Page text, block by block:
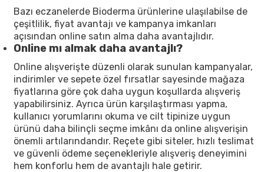
Bazı eczanelerde Bioderma ürünlerine ulaşılabilse de
çeşitlilik, fiyat avantajı ve kampanya imkanları
açısından online satın alma daha avantajlıdır.
Online mı almak daha avantajlı?
Online alışverişte düzenli olarak sunulan kampanyalar,
indirimler ve sepete özel fırsatlar sayesinde mağaza
fiyatlarına göre çok daha uygun koşullarda alışveriş
yapabilirsiniz. Ayrıca ürün karşılaştırması yapma,
kullanıcı yorumlarını okuma ve cilt tipinize uygun
ürünü daha bilinçli seçme imkânı da online alışverişin
önemli artılarındandır. Reçete gibi siteler, hızlı teslimat
ve güvenli ödeme seçenekleriyle alışveriş deneyimini
hem konforlu hem de avantajlı hale getirir.